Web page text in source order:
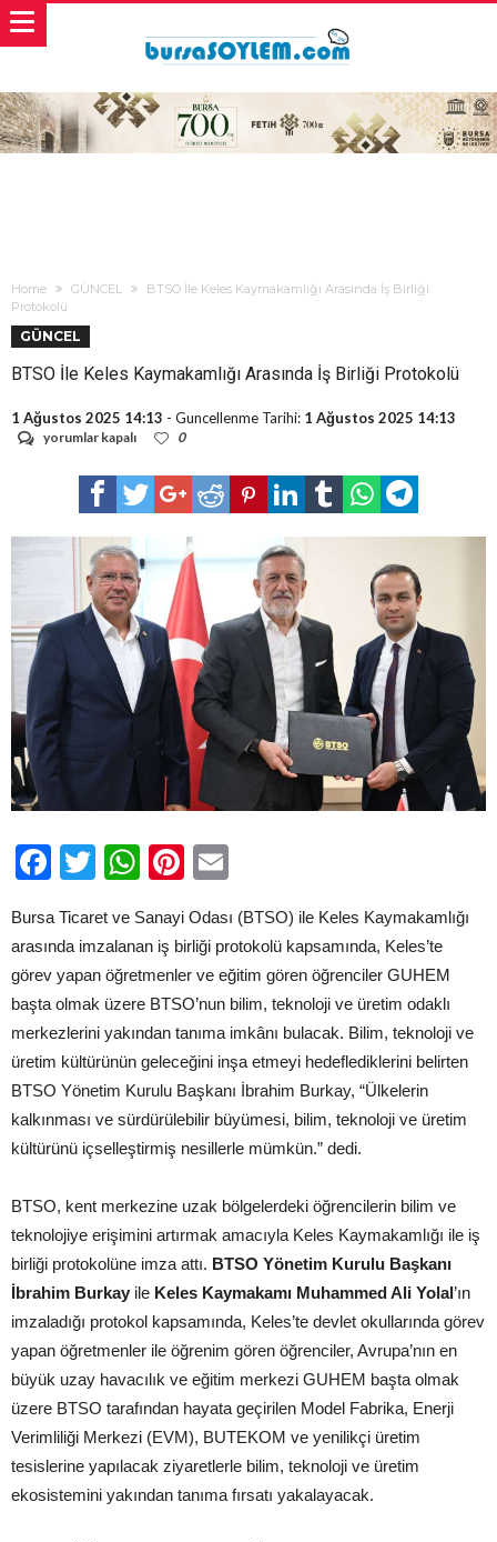
Home GÜNCEL
BTSO İle Keles Kaymakamlığı Arasında İş Birliği
Protokolü
GÜNCEL
BTSO İle Keles Kaymakamlığı Arasında İş Birliği Protokolü
1 Ağustos 2025 14:13 - Guncellenme Tarihi: 1 Ağustos 2025 14:13
BTSO
Kaymakamlığı
Protokolü
yorumlar kapalı 0
Facebook
TwitterWhatsApp
Pinterest
Bursa Ticaret ve Sanayi Odası (BTSO) ile Keles Kaymakamlığı
arasında imzalanan iş birliği protokolü kapsamında, Keles’te
görev yapan öğretmenler ve eğitim gören öğrenciler GUHEM
başta olmak üzere BTSO’nun bilim, teknoloji ve üretim odaklı
merkezlerini yakından tanıma imkânı bulacak. Bilim, teknoloji ve
üretim kültürünün geleceğini inşa etmeyi hedeflediklerini belirten
BTSO Yönetim Kurulu Başkanı İbrahim Burkay, “Ülkelerin
kalkınması ve sürdürülebilir büyümesi, bilim, teknoloji ve üretim
kültürünü içselleştirmiş nesillerle mümkün.” dedi.
BTSO, kent merkezine uzak bölgelerdeki öğrencilerin bilim ve
teknolojiye erişimini artırmak amacıyla Keles Kaymakamlığı ile iş
birliği protokolüne imza attı. BTSO Yönetim Kurulu Başkanı
İbrahim Burkay ile Keles Kaymakamı Muhammed Ali Yolal’ın
imzaladığı protokol kapsamında, Keles’te devlet okullarında görev
yapan öğretmenler ile öğrenim gören öğrenciler, Avrupa’nın en
büyük uzay havacılık ve eğitim merkezi GUHEM başta olmak
üzere BTSO tarafından hayata geçirilen Model Fabrika, Enerji
Verimliliği Merkezi (EVM), BUTEKOM ve yenilikçi üretim
tesislerine yapılacak ziyaretlerle bilim, teknoloji ve üretim
ekosistemini yakından tanıma fırsatı yakalayacak.